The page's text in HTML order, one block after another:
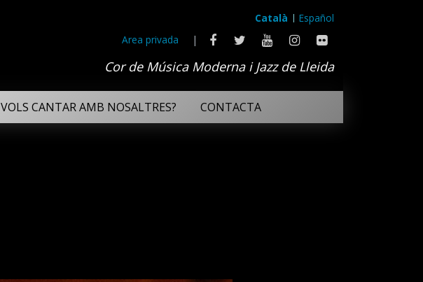
Català
Español
Area privada
|
Cor de Música Moderna i Jazz de Lleida
VOLS CANTAR AMB NOSALTRES? CONTACTA